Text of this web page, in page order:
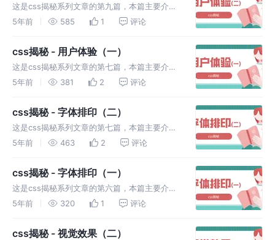
这是css揭秘系列文章的第九篇，本篇主要介绍
使用css可以实现的用户体验。包括通过阴影来
交互式的图片对比控件。
5年前 585 1 评论
css揭秘 - 用户体验（一）
这是css揭秘系列文章的第七篇，本篇主要介绍
使用css可以实现的用户体验。包括选用合适的
开关式按钮。
5年前 381 2 评论
css揭秘 - 字体排印（二）
这是css揭秘系列文章的第七篇，本篇主要介绍
使用css可以实现的字体排印。包括华丽的&符
5年前 463 2 评论
css揭秘 - 字体排印（一）
这是css揭秘系列文章的第六篇，本篇主要介绍
使用css可以实现的字体排印。包括连字符断
的宽度。
5年前 320 1 评论
css揭秘 - 视觉效果（二）